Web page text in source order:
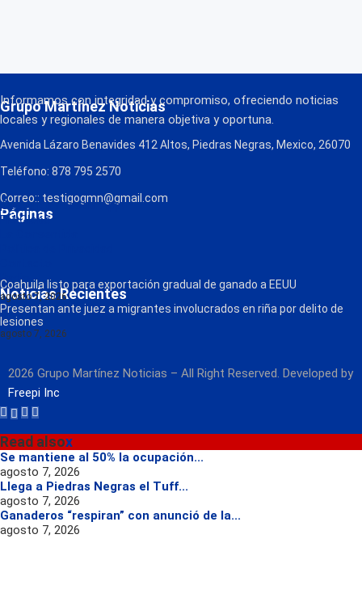
Grupo Martínez Noticias
Informamos con integridad y compromiso, ofreciendo noticias
locales y regionales de manera objetiva y oportuna.
Avenida Lázaro Benavides 412 Altos, Piedras Negras, Mexico, 26070
Teléfono: 878 795 2570
Correo:: testigogmn@gmail.com
Páginas
¡Descarga nuestra App!
FM Globo
Radio
Noticias Recientes
Coahuila listo para exportación gradual de ganado a EEUU
agosto 7, 2026
Presentan ante juez a migrantes involucrados en riña por delito de
lesiones
agosto 7, 2026
2026 Grupo Martínez Noticias – All Right Reserved. Developed by
Freepi Inc
Read alsox
Se mantiene al 50% la ocupación...
agosto 7, 2026
Llega a Piedras Negras el Tuff...
agosto 7, 2026
Ganaderos “respiran” con anunció de la...
agosto 7, 2026